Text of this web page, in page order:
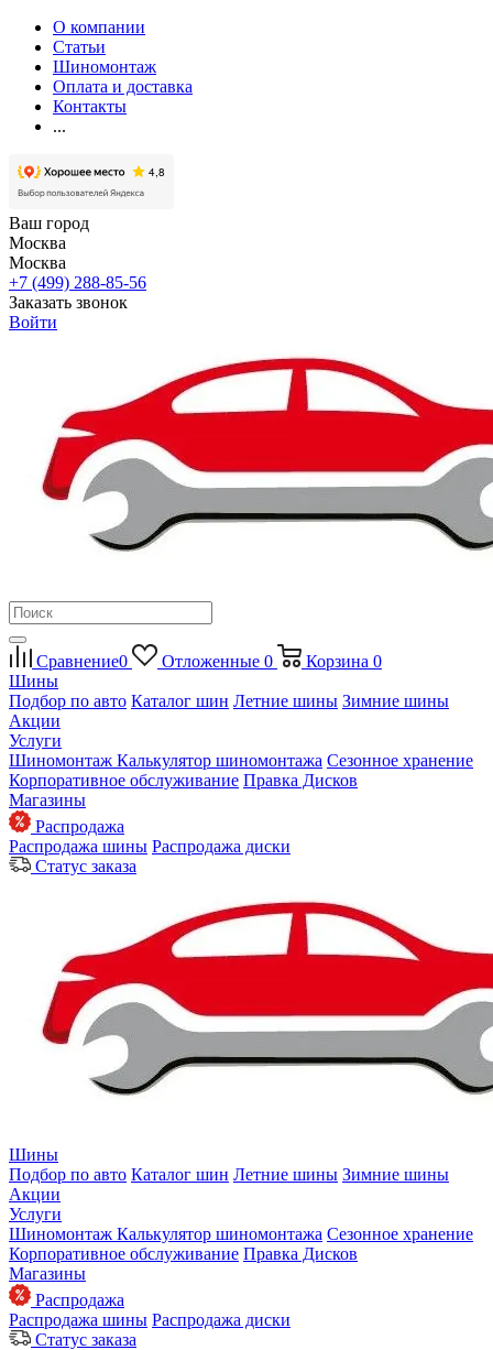
О компании
Статьи
Шиномонтаж
Оплата и доставка
Контакты
...
Ваш город
Москва
Москва
+7 (499) 288-85-56
Заказать звонок
Войти
Сравнение0 Отложенные 0 Корзина 0
Шины
Подбор по авто Каталог шин Летние шины Зимние шины
Акции
Услуги
Шиномонтаж Калькулятор шиномонтажа Сезонное хранение
Корпоративное обслуживание Правка Дисков
Магазины
Распродажа
Распродажа шины Распродажа диски
Статус заказа
Шины
Подбор по авто Каталог шин Летние шины Зимние шины
Акции
Услуги
Шиномонтаж Калькулятор шиномонтажа Сезонное хранение
Корпоративное обслуживание Правка Дисков
Магазины
Распродажа
Распродажа шины Распродажа диски
Статус заказа